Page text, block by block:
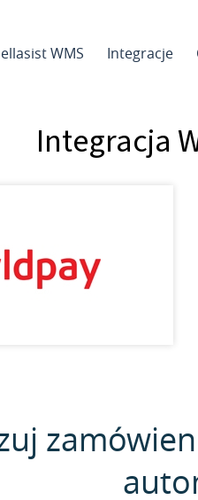
WMS Integracje
Integracja